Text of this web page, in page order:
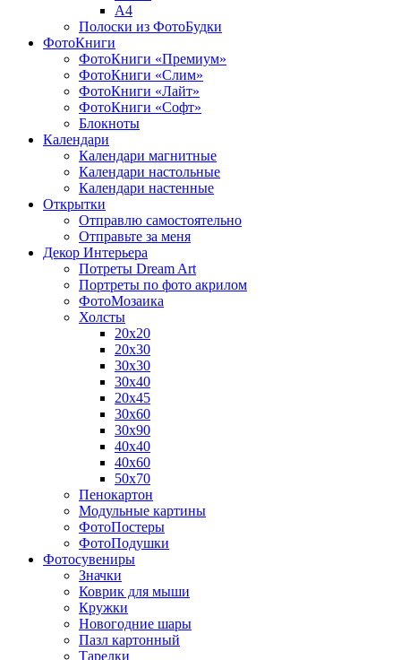
A4
Полоски из ФотоБудки
ФотоКниги
ФотоКниги «Премиум»
ФотоКниги «Слим»
ФотоКниги «Лайт»
ФотоКниги «Софт»
Блокноты
Календари
Календари магнитные
Календари настольные
Календари настенные
Открытки
Отправлю самостоятельно
Отправьте за меня
Декор Интерьера
Потреты Dream Art
Портреты по фото акрилом
ФотоМозаика
Холсты
20х20
20х30
30х30
30х40
20х45
30х60
30х90
40х40
40х60
50х70
Пенокартон
Модульные картины
ФотоПостеры
ФотоПодушки
Фотоcувениры
Значки
Коврик для мыши
Кружки
Новогодние шары
Пазл картонный
Тарелки